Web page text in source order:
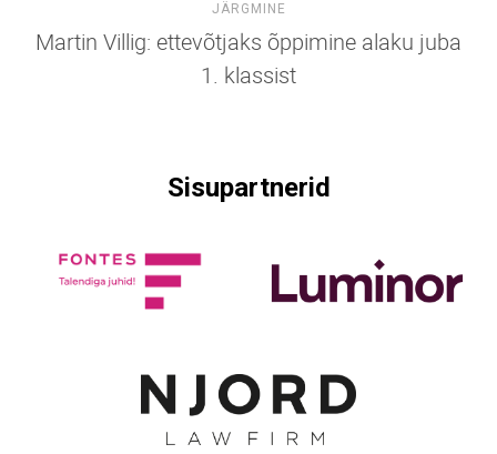
JÄRGMINE
Martin Villig: ettevõtjaks õppimine alaku juba
1. klassist
Sisupartnerid